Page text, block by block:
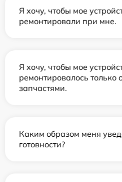
Я хочу, чтобы мое
ремонтировали при мне.
Я хочу, чтобы мое
ремонтировалось
запчастями.
Каким образом меня
готовности?